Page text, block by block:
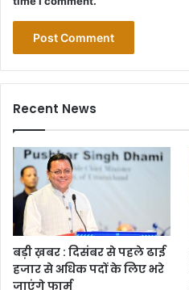
Recent News
बड़ी ख़बर : दिसंबर से पहले ढाई
हजार से अधिक पदों के लिए भरे
जाएंगे फार्म